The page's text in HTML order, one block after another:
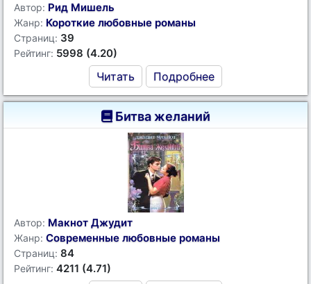
Автор: Рид Мишель
Жанр: Короткие любовные романы
Страниц: 39
Рейтинг: 5998 (4.20)
Читать Подробнее
Битва желаний
Автор: Макнот Джудит
Жанр: Современные любовные романы
Страниц: 84
Рейтинг: 4211 (4.71)